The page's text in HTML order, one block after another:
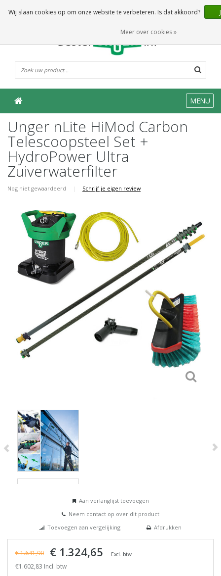
0 Artikelen
MENU
Unger nLite HiMod Carbon
Telescoopsteel Set +
HydroPower Ultra
Zuiverwaterfilter
Nog niet gewaardeerd | Schrijf je eigen review
Aan verlanglijst toevoegen
Neem contact op over dit product
Toevoegen aan vergelijking
Afdrukken
€ 1.641,90 € 1.324,65 Excl. btw
€1.602,83 Incl. btw
Wij slaan cookies op om onze website te verbeteren. Is dat akkoord?
Meer over cookies »